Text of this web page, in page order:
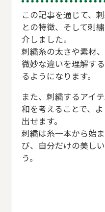
この記事を通じて、
との特徴、そして刺
介しました。
刺繍糸の太さや素材
微妙な違いを理解す
るようになります。
また、刺繍するアイ
和を考えることで、
出せます。
刺繍は糸一本から始
び、自分だけの美し
う。